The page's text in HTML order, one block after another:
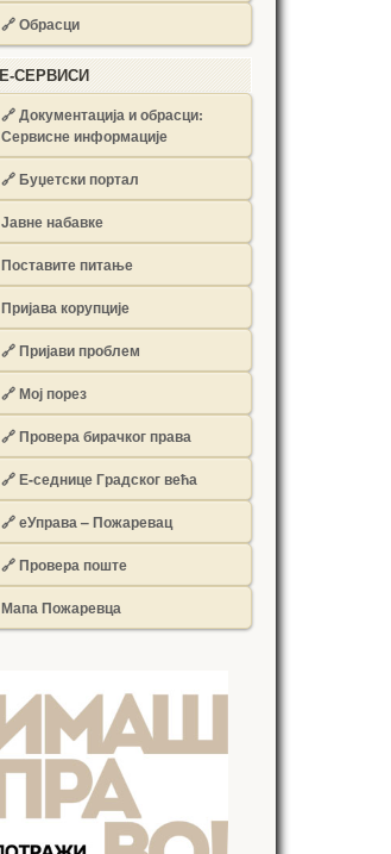
🔗Обрасци
Е-СЕРВИСИ
🔗 Документација и обрасци:
Сервисне информације
🔗 Буџетски портал
Јавне набавке
Поставите питање
Пријава корупције
🔗 Пријави проблем
🔗 Мој порез
🔗 Провера бирачког права
🔗 Е-седнице Градског већа
🔗 еУправа – Пожаревац
🔗 Провера поште
Мапа Пожаревца